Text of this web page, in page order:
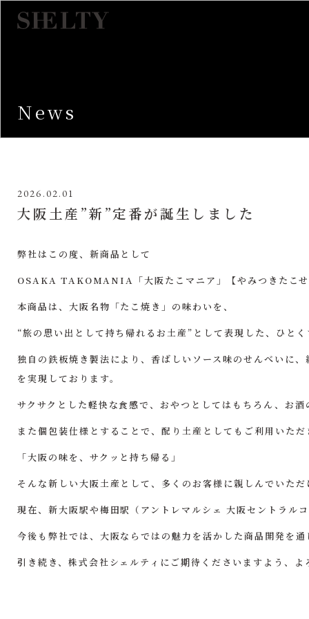
News
2026.02.01
大阪土産”新”定番が誕生しました
弊社はこの度、新商品として
OSAKA TAKOMANIA「大阪たこマニア」【やみつきた
本商品は、大阪名物「たこ焼き」の味わいを、
“旅の思い出として持ち帰れるお土産”として表現した、ひと
独自の鉄板焼き製法により、香ばしいソース味のせんべいに
を実現しております。
サクサクとした軽快な食感で、おやつとしてはもちろん、お
また個包装仕様とすることで、配り土産としてもご利用いた
「大阪の味を、サクッと持ち帰る」
そんな新しい大阪土産として、多くのお客様に親しんでいた
現在、新大阪駅や梅田駅（アントレマルシェ 大阪セントラル
今後も弊社では、大阪ならではの魅力を活かした商品開発を
引き続き、株式会社シェルティにご期待くださいますよう、